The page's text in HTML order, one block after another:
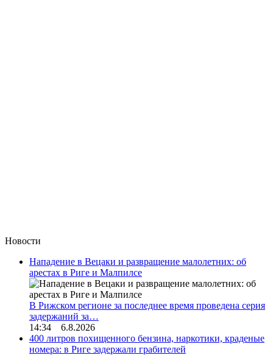
Новости
Нападение в Вецаки и развращение малолетних: об
арестах в Риге и Малпилсе
В Рижском регионе за последнее время проведена серия
задержаний за…
14:34 6.8.2026
400 литров похищенного бензина, наркотики, краденые
номера: в Риге задержали грабителей